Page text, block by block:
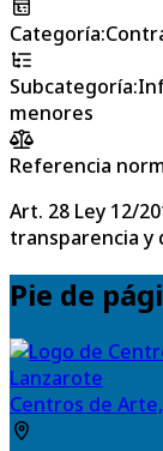
Categoría:
Subcategoría:
menores
Referencia
Art. 28 Ley 12/
transparencia y
Pie de
Centros de